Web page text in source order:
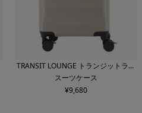
TRANSIT LOUNGE トランジットラウ
ンジ
スーツケース
¥9,680